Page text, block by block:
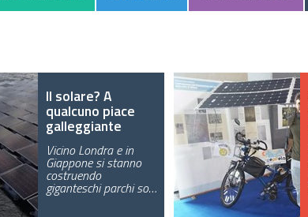
Il solare? A
qualcuno piace
galleggiante
Vicino Londra e in
Giappone si stanno
costruendo
giganteschi parchi so…